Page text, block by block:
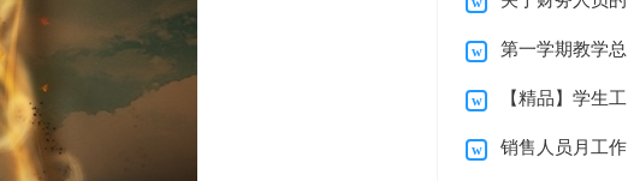
辞职报告集合六篇
第一学期教学总
结模板汇编六篇
【精品】学生工
作计划范文四篇
销售人员月工作